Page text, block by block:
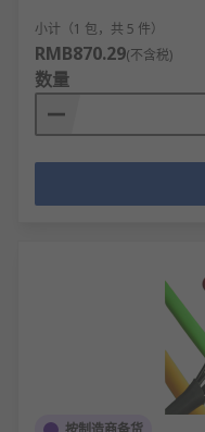
小计（1 包，共 5 件）
RMB870.29(不含税)
数量